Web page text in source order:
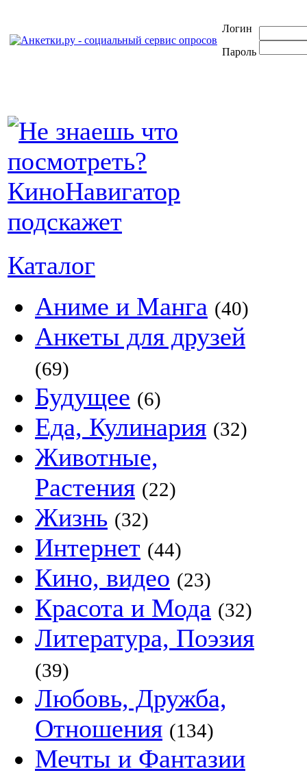
Логин
Пароль
Каталог
Аниме и Манга (40)
Анкеты для друзей
(69)
Будущее (6)
Еда, Кулинария (32)
Животные,
Растения (22)
Жизнь (32)
Интернет (44)
Кино, видео (23)
Красота и Мода (32)
Литература, Поэзия
(39)
Любовь, Дружба,
Отношения (134)
Мечты и Фантазии